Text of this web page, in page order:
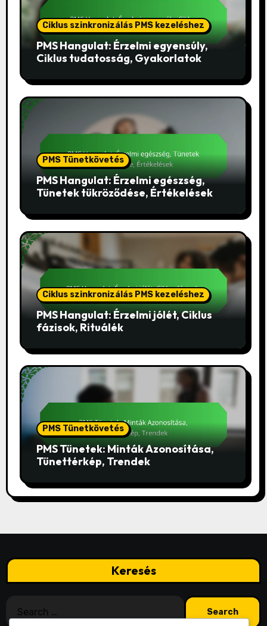
Ciklus szinkronizálás PMS kezeléshez
PMS Hangulat: Érzelmi egyensúly,
Ciklus tudatosság, Gyakorlatok
PMS Tünetkövetés
PMS Hangulat: Érzelmi egészség,
Tünetek tükröződése, Értékelések
Ciklus szinkronizálás PMS kezeléshez
PMS Hangulat: Érzelmi jólét, Ciklus
fázisok, Rituálék
PMS Tünetkövetés
PMS Tünetek: Minták Azonosítása,
Tünettérkép, Trendek
Keresés
for: